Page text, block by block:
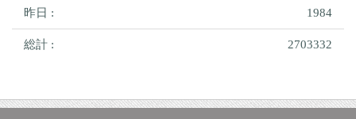
昨日 : 1984
総計 : 2703332